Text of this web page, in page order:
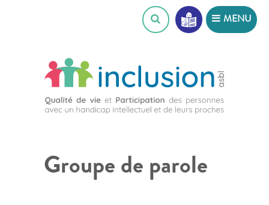
MENU
Groupe de parole